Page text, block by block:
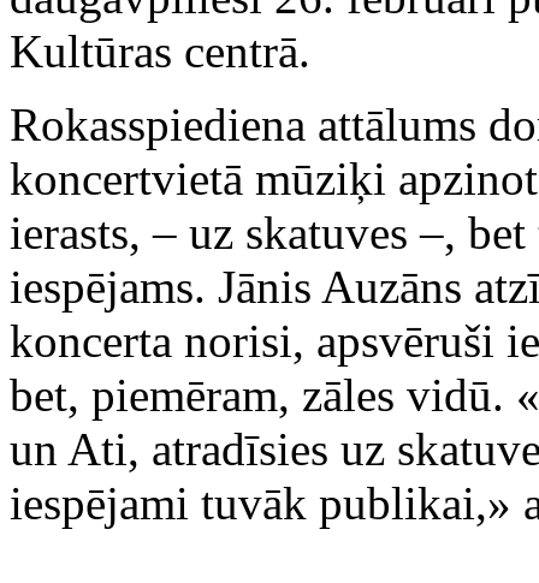
Kultūras centrā.
Rokasspiediena attālums
koncertvietā mūziķi
ierasts, – uz skatuves –,
iespējams. Jānis Auzāns
koncerta norisi, apsvēruši
bet, piemēram, zāles vidū.
un Ati, atradīsies uz
iespējami tuvāk publikai,»